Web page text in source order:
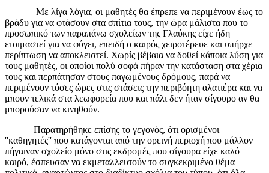
Με λίγα λόγια, οι μαθητές θα έπρεπε να περιμένουν έως το
βράδυ για να φτάσουν στα σπίτια τους, την ώρα μάλιστα που το
προσωπικό των παραπάνω σχολείων της Γλαύκης είχε ήδη
ετοιμαστεί για να φύγει, επειδή ο καιρός χειροτέρευε και υπήρχε
περίπτωση να αποκλειστεί. Χωρίς βέβαια να δοθεί κάποια λύση για
τους μαθητές, οι οποίοι πολύ σοφά πήραν την κατάσταση στα χέρια
τους και περπάτησαν στους παγωμένους δρόμους, παρά να
περιμένουν τόσες ώρες στις στάσεις την περιβόητη αλατιέρα και να
μπουν τελικά στα λεωφορεία που και πάλι δεν ήταν σίγουρο αν θα
μπορούσαν να κινηθούν.
Παρατηρήθηκε επίσης το γεγονός, ότι ορισμένοι
''καθηγητές'' που κατάγονται από την ορεινή περιοχή που μάλλον
πήγαιναν σχολείο μόνο στις εκδρομές που σίγουρα είχε καλό
καιρό, έσπευσαν να εκμεταλλευτούν το συγκεκριμένο θέμα